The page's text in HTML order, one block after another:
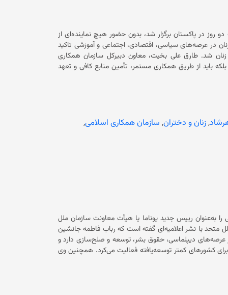
روز در پاکستان برگزار شد، بدون حضور هیچ نماینده‌ای از
مشارکت زنان در عرصه‌های سیاسی، اقتصادی، اجتماعی و آموزشی تاکید
کرد و خواستار اجرای عملی تعهدات کشورهای عضو در زمینه توانمندسازی زنان شد. طارق علی بخیت، معاون دبیرکل سازمان همکاری
باید از طریق همکاری مستمر، تأمین منابع کافی و تعهد
به پیشرفت دست یابند. او افزود: «میلیون‌ها زن و
شناختن این واقعیت‌ها نیست، بلکه باید برای تغییر آن اقدام کنیم.» این نشست در حالی برگزار شد که زنان و دختران افغانستان پس
,زنان و دختران, سازمان همکاری اسلامی,
را به‌عنوان رییس جدید یوناما یا هیأت معاونت سازمان ملل
و نماینده ویژه خود برای افغانستان تعیین کرد. سازمان ملل متحد با نشر اعلامیه‌ای گفته است که رباب فاطمه جانشین
از سه دهه تجربه در عرصه‌های دیپلماسی، حقوق بشر، توسعه و صلح‌سازی دارد و
پیش از این به‌عنوان معاون دبیر کل سازمان ملل و نماینده عالی این سازمان برای کشورهای کمتر توسعه‌یافته فعالیت می‌کرد. همچنین وی